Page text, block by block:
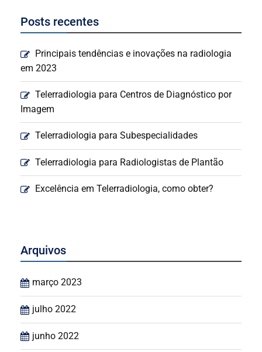
Posts recentes
Principais tendências e inovações na radiologia
em 2023
Telerradiologia para Centros de Diagnóstico por
Imagem
Telerradiologia para Subespecialidades
Telerradiologia para Radiologistas de Plantão
Excelência em Telerradiologia, como obter?
Arquivos
março 2023
julho 2022
junho 2022